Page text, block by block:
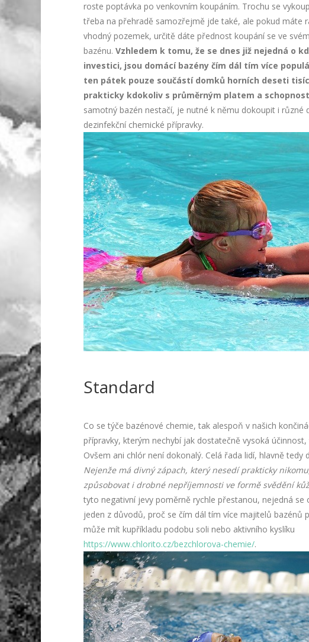
roste poptávka po venkovním koupáním. Trochu se
třeba na přehradě samozřejmě jde také, ale pokud máte
vhodný pozemek, určitě dáte přednost koupání se ve
bazénu. Vzhledem k tomu, že se dnes již nejedná o
investici, jsou domácí bazény čím dál tím více
ten pátek pouze součástí domků horních deseti
prakticky kdokoliv s průměrným platem a
samotný bazén nestačí, je nutné k němu dokoupit i různé
dezinfekční chemické přípravky.
Standard
Co se týče bazénové chemie, tak alespoň v našich
přípravky, kterým nechybí jak dostatečně vysoká
Ovšem ani chlór není dokonalý. Celá řada lidí, hlavně tedy
Nejenže má divný zápach, který nesedí prakticky
způsobovat i drobné nepříjemnosti ve formě svědění
tyto negativní jevy poměrně rychle přestanou, nejedná se
jeden z důvodů, proč se čím dál tím více majitelů bazénů
může mít kupříkladu podobu soli nebo aktivního kyslíku
https://www.chlorito.cz/bezchlorova-chemie/.